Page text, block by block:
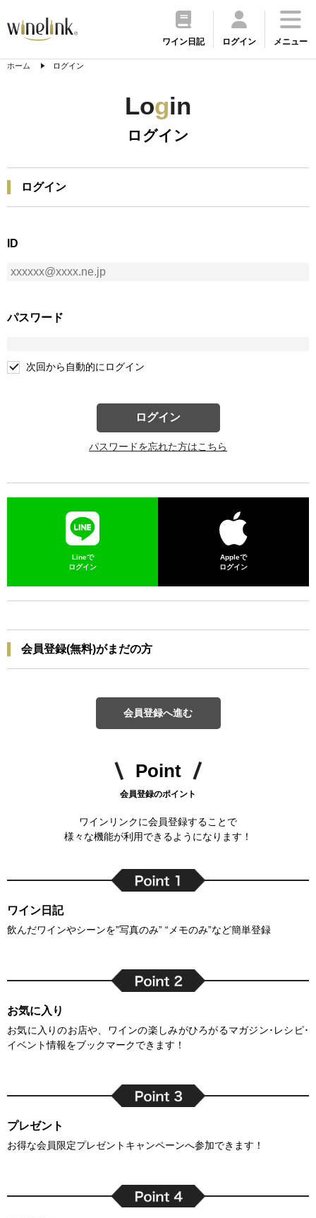
ワイン日記 ログイン メニュー
ホーム ログイン
Login
ログイン
ログイン
ID
パスワード
次回から自動的にログイン
ログイン
パスワードを忘れた方はこちら
Lineで
ログイン
Appleで
ログイン
会員登録(無料)がまだの方
会員登録へ進む
Point
会員登録のポイント
ワインリンクに会員登録することで
様々な機能が利用できるようになります！
ワイン日記
飲んだワインやシーンを”写真のみ” “メモのみ”など簡単登録
お気に入り
お気に入りのお店や、ワインの楽しみがひろがるマガジン･レシピ･
イベント情報をブックマークできます！
プレゼント
お得な会員限定プレゼントキャンペーンへ参加できます！